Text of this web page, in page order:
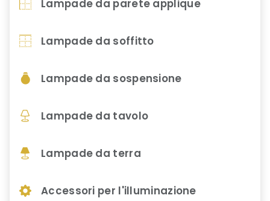
Lampade da parete applique
Lampade da soffitto
Lampade da sospensione
Lampade da tavolo
Lampade da terra
Accessori per l'illuminazione